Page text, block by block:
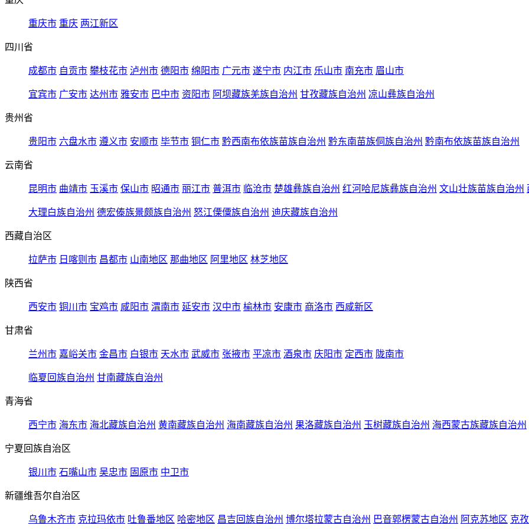
重庆市 重庆 两江新区
四川省
成都市 自贡市 攀枝花市 泸州市 德阳市 绵阳市 广元市 遂宁市 内江市 乐山市 南充市 眉山市
宜宾市 广安市 达州市 雅安市 巴中市 资阳市 阿坝藏族羌族自治州 甘孜藏族自治州 凉山彝族自治州
贵州省
贵阳市 六盘水市 遵义市 安顺市 毕节市 铜仁市 黔西南布依族苗族自治州 黔东南苗族侗族自治州 黔南布依族苗族自治州
云南省
昆明市 曲靖市 玉溪市 保山市 昭通市 丽江市 普洱市 临沧市 楚雄彝族自治州 红河哈尼族彝族自治州 文山壮族苗族自治州
大理白族自治州 德宏傣族景颇族自治州 怒江傈僳族自治州 迪庆藏族自治州
西藏自治区
拉萨市 日喀则市 昌都市 山南地区 那曲地区 阿里地区 林芝地区
陕西省
西安市 铜川市 宝鸡市 咸阳市 渭南市 延安市 汉中市 榆林市 安康市 商洛市 西咸新区
甘肃省
兰州市 嘉峪关市 金昌市 白银市 天水市 武威市 张掖市 平凉市 酒泉市 庆阳市 定西市 陇南市
临夏回族自治州 甘南藏族自治州
青海省
西宁市 海东市 海北藏族自治州 黄南藏族自治州 海南藏族自治州 果洛藏族自治州 玉树藏族自治州 海西蒙古族藏族自治州
宁夏回族自治区
银川市 石嘴山市 吴忠市 固原市 中卫市
新疆维吾尔自治区
乌鲁木齐市 克拉玛依市 吐鲁番地区 哈密地区 昌吉回族自治州 博尔塔拉蒙古自治州 巴音郭楞蒙古自治州 阿克苏地区 克